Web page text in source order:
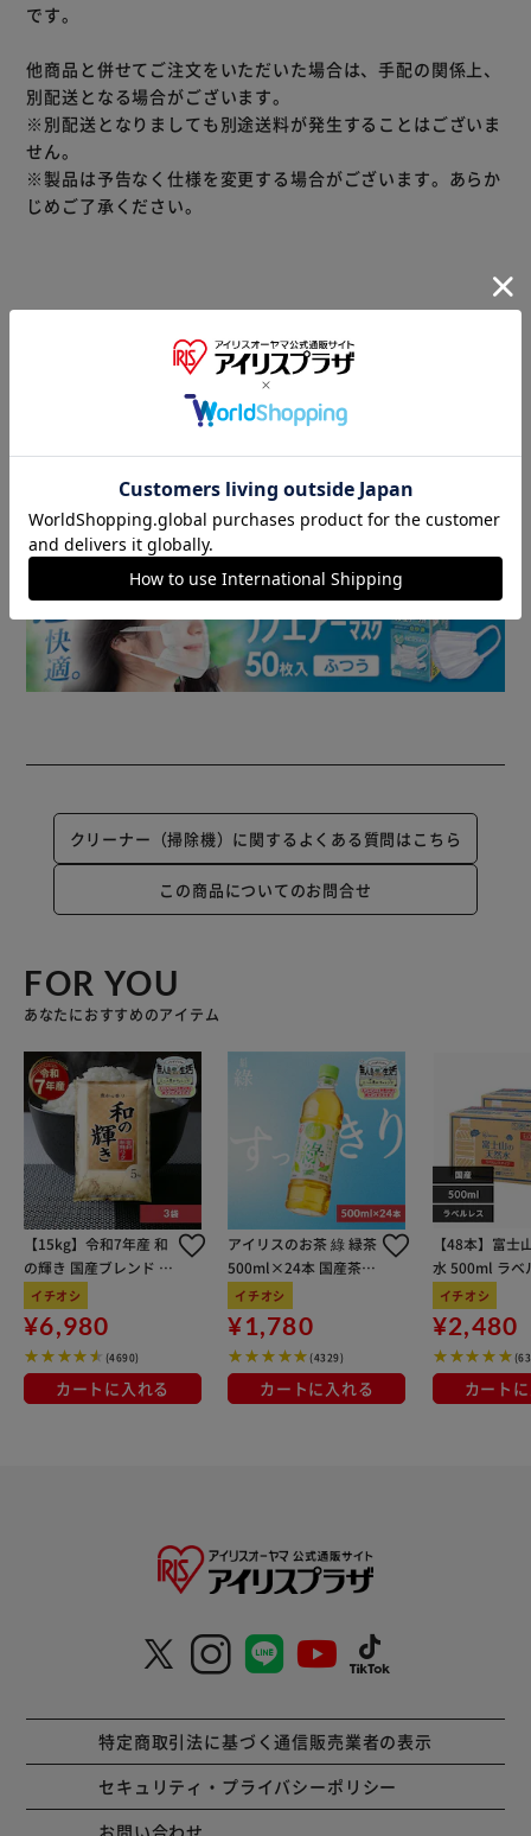
です。
他商品と併せてご注文をいただいた場合は、手配の関係上、
別配送となる場合がございます。
※別配送となりましても別途送料が発生することはございま
せん。
※製品は予告なく仕様を変更する場合がございます。あらか
じめご了承ください。
▼ 食品・飲料おすすめ ▼
クリーナー（掃除機）に関するよくある質問はこちら
この商品についてのお問合せ
FOR YOU
あなたにおすすめのアイテム
【15kg】令和7年産 和
の輝き 国産ブレンド 5
kg×3袋
イチオシ
¥6,980
(4690)
カートに入れる
アイリスのお茶 綠 緑茶
500ml×24本 国産茶葉
100％使用
イチオシ
¥1,780
(4329)
カートに入れる
【48本】富士
水 500ml ラベ
イチオシ
¥2,480
カート
特定商取引法に基づく通信販売業者の表示
セキュリティ・プライバシーポリシー
お問い合わせ